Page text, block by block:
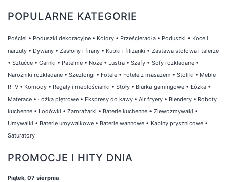
POPULARNE KATEGORIE
Pościel • Poduszki dekoracyjne • Kołdry • Prześcieradła • Poduszki • Koce i
narzuty • Dywany • Zasłony i firany • Kubki i filiżanki • Zastawa stołowa i talerze
• Sztućce • Garnki • Patelnie • Noże • Lustra • Szafy • Sofy rozkładane •
Narożniki rozkładane • Szezlongi • Fotele • Fotele z masażem • Stoliki • Meble
RTV • Komody • Regały i meblościanki • Stoły • Biurka gamingowe • Łóżka •
Materace • Łóżka piętrowe • Ekspresy do kawy • Air fryery • Blendery • Roboty
kuchenne • Lodówki • Zamrażarki • Baterie kuchenne • Zlewozmywaki •
Umywalki • Baterie umywalkowe • Baterie wannowe • Kabiny prysznicowe •
Saturatory
PROMOCJE I HITY DNIA
Piątek, 07 sierpnia